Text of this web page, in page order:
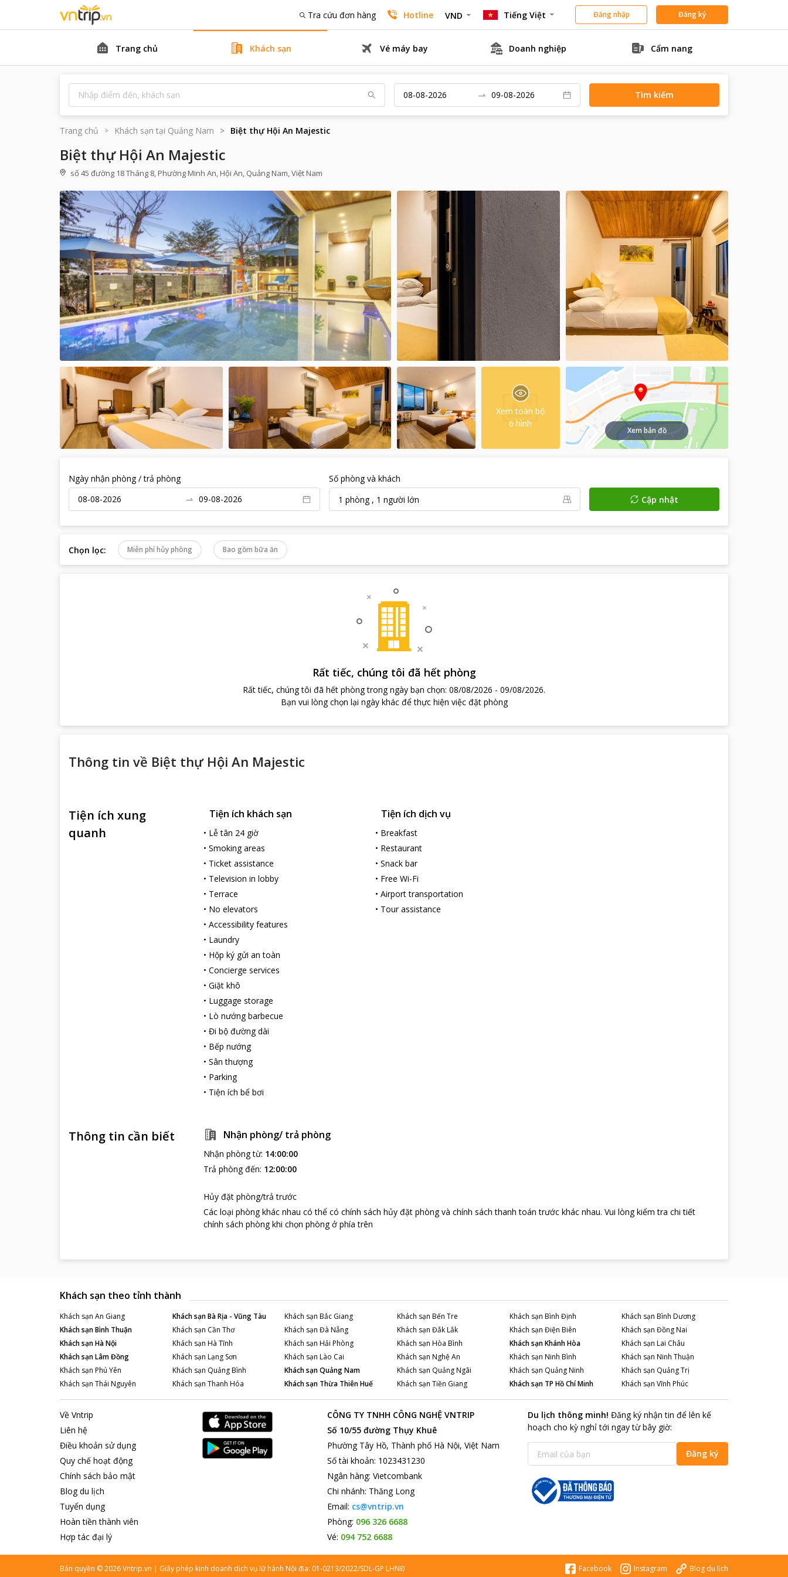
Tra cứu đơn hàng Hotline VND Tiếng Việt Đăng nhập Đăng ký
Trang chủ Khách sạn Vé máy bay Doanh nghiệp Cẩm nang
Tìm kiếm
Trang chủ Khách sạn tại Quảng Nam Biệt thự Hội An Majestic
Biệt thự Hội An Majestic
số 45 đường 18 Tháng 8, Phường Minh An, Hội An, Quảng Nam, Việt Nam
Xem toàn bộ
6 hình
Xem bản đồ
Ngày nhận phòng / trả phòng
Số phòng và khách
1 phòng, 1 người lớn Cập nhật
Chọn lọc: Miễn phí hủy phòng Bao gồm bữa ăn
Rất tiếc, chúng tôi đã hết phòng
Rất tiếc, chúng tôi đã hết phòng trong ngày bạn chọn: 08/08/2026 - 09/08/2026.
Bạn vui lòng chọn lại ngày khác để thực hiện việc đặt phòng
Thông tin về Biệt thự Hội An Majestic
Tiện ích xung
quanh
Tiện ích khách sạn
• Lễ tân 24 giờ
• Smoking areas
• Ticket assistance
• Television in lobby
• Terrace
• No elevators
• Accessibility features
• Laundry
• Hộp ký gửi an toàn
• Concierge services
• Giặt khô
• Luggage storage
• Lò nướng barbecue
• Đi bộ đường dài
• Bếp nướng
• Sân thượng
• Parking
• Tiện ích bể bơi
Tiện ích dịch vụ
• Breakfast
• Restaurant
•Snack bar
• Free Wi-Fi
•Airport transportation
• Tour assistance
Thông tin cần biết Nhận phòng/ trả phòng
Nhận phòng từ: 14:00:00
Trả phòng đến: 12:00:00
Hủy đặt phòng/trả trước
Các loại phòng khác nhau có thể có chính sách hủy đặt phòng và chính sách thanh toán trước khác nhau. Vui lòng kiểm tra chi tiết
chính sách phòng khi chọn phòng ở phía trên
Khách sạn theo tỉnh thành
Khách sạn An Giang Khách sạnBà Rịa - Vũng Tàu Khách sạn Bắc Giang Khách sạn Bến Tre Khách sạn Bình Định Khách sạn Bình Dương
Khách sạnBình Thuận Khách sạn Cần Thơ Khách sạn Đà Nẵng Khách sạn Đắk Lắk Khách sạn Điện Biên Khách sạn Đồng Nai
Khách sạnHà Nội Khách sạn Hà Tĩnh Khách sạn Hải Phòng Khách sạn Hòa Bình Khách sạnKhánh Hòa Khách sạn Lai Châu
Khách sạnLâm Đồng Khách sạn Lạng Sơn Khách sạn Lào Cai Khách sạn Nghệ An Khách sạn Ninh Bình Khách sạn Ninh Thuận
Khách sạn Phú Yên Khách sạn Quảng Bình Khách sạnQuảng Nam Khách sạn Quảng Ngãi Khách sạn Quảng Ninh Khách sạn Quảng Trị
Khách sạn Thái Nguyên Khách sạn Thanh Hóa Khách sạn Thừa Thiên Huế Khách sạn Tiền Giang Khách sạn TP Hồ Chí Minh Khách sạn Vĩnh Phúc
Về Vntrip
Liên hệ
Điều khoản sử dụng
Quy chế hoạt động
Chính sách bảo mật
Blog du lịch
Tuyển dụng
Hoàn tiền thành viên
Hợp tác đại lý
CÔNG TY TNHH CÔNG NGHỆ VNTRIP
Số 10/55 đường Thụy Khuê
Phường Tây Hồ, Thành phố Hà Nội, Việt Nam
Số tài khoản: 1023431230
Ngân hàng: Vietcombank
Chi nhánh: Thăng Long
Email: cs@vntrip.vn
Phòng: 096 326 6688
Vé: 094 752 6688
Du lịch thông minh! Đăng ký nhận tin để lên kế
hoạch cho kỳ nghỉ tới ngay từ bây giờ:
Đăng ký
Bản quyền ©2026Vntrip.vn | Giấy phép kinh doanh dịch vụ lữ hành Nội địa: 01-0213/2022/SDL-GP LHNĐ Facebook Instagram Blog du lịch